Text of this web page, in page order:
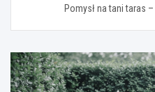
Pomysł na tani taras